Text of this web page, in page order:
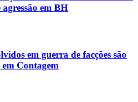
agressão em BH
em guerra de facções são
Contagem